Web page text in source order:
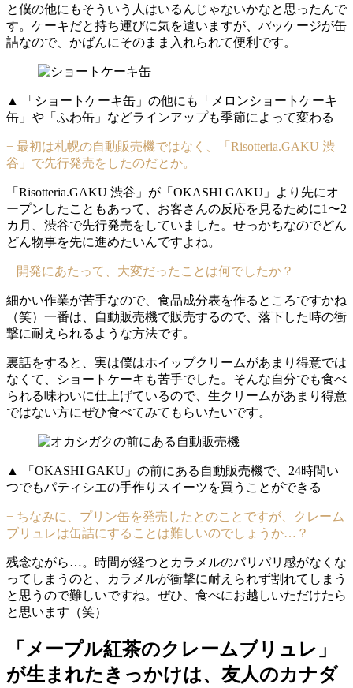
と僕の他にもそういう人はいるんじゃないかなと思ったんで
す。ケーキだと持ち運びに気を遣いますが、パッケージが缶
詰なので、かばんにそのまま入れられて便利です。
▲ 「ショートケーキ缶」の他にも「メロンショートケーキ
缶」や「ふわ缶」などラインアップも季節によって変わる
− 最初は札幌の自動販売機ではなく、「Risotteria.GAKU 渋
谷」で先行発売をしたのだとか。
「Risotteria.GAKU 渋谷」が「OKASHI GAKU」より先にオ
ープンしたこともあって、お客さんの反応を見るために1〜2
カ月、渋谷で先行発売をしていました。せっかちなのでどん
どん物事を先に進めたいんですよね。
− 開発にあたって、大変だったことは何でしたか？
細かい作業が苦手なので、食品成分表を作るところですかね
（笑）一番は、自動販売機で販売するので、落下した時の衝
撃に耐えられるような方法です。
裏話をすると、実は僕はホイップクリームがあまり得意では
なくて、ショートケーキも苦手でした。そんな自分でも食べ
られる味わいに仕上げているので、生クリームがあまり得意
ではない方にぜひ食べてみてもらいたいです。
▲ 「OKASHI GAKU」の前にある自動販売機で、24時間い
つでもパティシエの手作りスイーツを買うことができる
− ちなみに、プリン缶を発売したとのことですが、クレーム
ブリュレは缶詰にすることは難しいのでしょうか…？
残念ながら…。時間が経つとカラメルのパリパリ感がなくな
ってしまうのと、カラメルが衝撃に耐えられず割れてしまう
と思うので難しいですね。ぜひ、食べにお越しいただけたら
と思います（笑）
「メープル紅茶のクレームブリュレ」
が生まれたきっかけは、友人のカナダ